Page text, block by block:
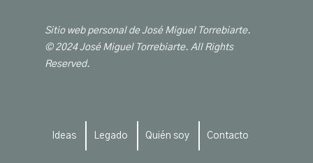
Sitio web personal de José Miguel Torrebiarte.
© 2024 José Miguel Torrebiarte. All Rights
Reserved.
Ideas Legado Quién soy Contacto